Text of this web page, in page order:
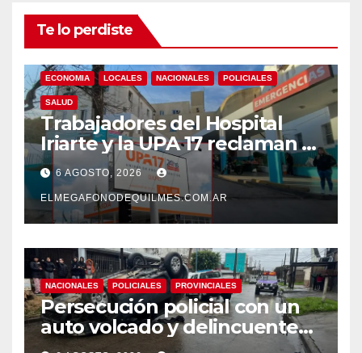
Te lo perdiste
ECONOMIA LOCALES NACIONALES POLICIALES
SALUD
Trabajadores del Hospital
Iriarte y la UPA 17 reclaman el
pase a planta de becarios y
mejoras laborales
6 AGOSTO, 2026
ELMEGAFONODEQUILMES.COM.AR
NACIONALES POLICIALES PROVINCIALES
Persecución policial con un
auto volcado y delincuentes
detenidos en San Francisco